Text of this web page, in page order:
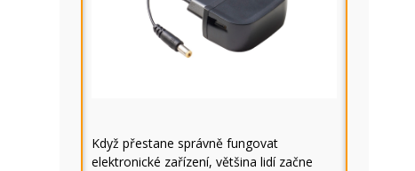
Když přestane správně fungovat
elektronické zařízení, většina lidí začne